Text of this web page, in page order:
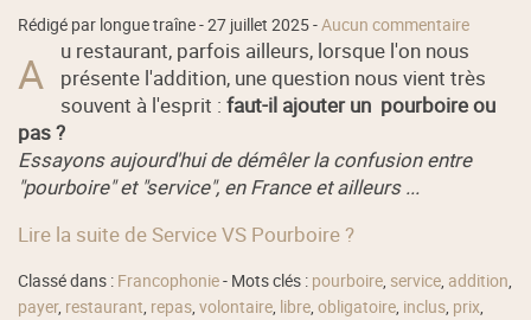
Rédigé par longue traîne -27 juillet 2025-Aucun commentaire
A
u restaurant, parfois ailleurs, lorsque l'on nous
présente l'addition, une question nous vient très
souvent à l'esprit : faut-il ajouter un pourboire ou
pas ?
Essayons aujourd'hui de démêler la confusion entre
"pourboire" et "service", en France et ailleurs ...
Lire la suite de Service VS Pourboire ?
Classé dans : Francophonie- Mots clés : pourboire, service, addition,
payer, restaurant, repas,volontaire, libre,obligatoire, inclus, prix,